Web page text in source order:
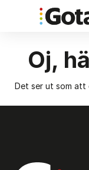
Oj,
Det ser ut som att